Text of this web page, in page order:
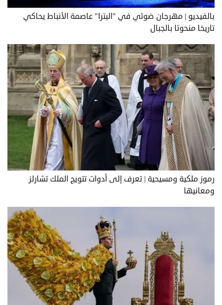
بالفيديو | مهرجان ضوئي في "البترا" عاصمة الأنباط يحاكي
تاريخا منحوتا بالجبال
رموز ملكية ومسيحية | تعرف إلى أدوات تتويج الملك تشارلز
ومعانيها